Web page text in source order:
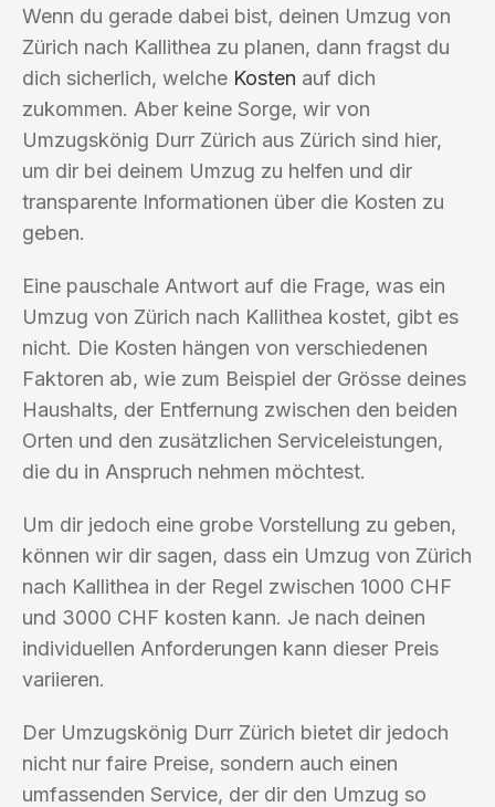
Wenn du gerade dabei bist, deinen Umzug von
Zürich nach Kallithea zu planen, dann fragst du
dich sicherlich, welche Kosten auf dich
zukommen. Aber keine Sorge, wir von
Umzugskönig Durr Zürich aus Zürich sind hier,
um dir bei deinem Umzug zu helfen und dir
transparente Informationen über die Kosten zu
geben.
Eine pauschale Antwort auf die Frage, was ein
Umzug von Zürich nach Kallithea kostet, gibt es
nicht. Die Kosten hängen von verschiedenen
Faktoren ab, wie zum Beispiel der Grösse deines
Haushalts, der Entfernung zwischen den beiden
Orten und den zusätzlichen Serviceleistungen,
die du in Anspruch nehmen möchtest.
Um dir jedoch eine grobe Vorstellung zu geben,
können wir dir sagen, dass ein Umzug von Zürich
nach Kallithea in der Regel zwischen 1000 CHF
und 3000 CHF kosten kann. Je nach deinen
individuellen Anforderungen kann dieser Preis
variieren.
Der Umzugskönig Durr Zürich bietet dir jedoch
nicht nur faire Preise, sondern auch einen
umfassenden Service, der dir den Umzug so